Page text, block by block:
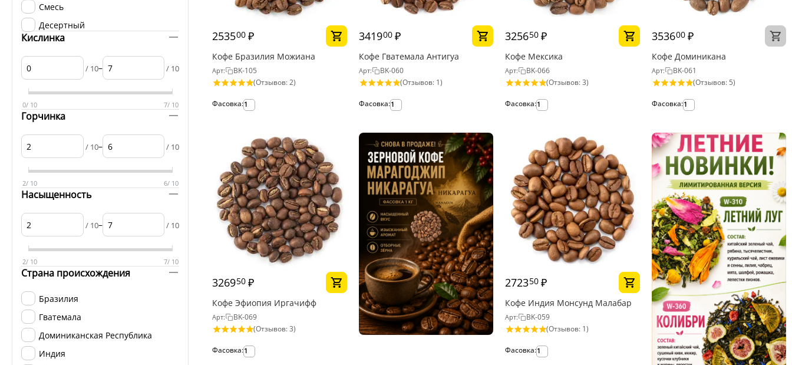
253500 ₽
Кофе Бразилия Можиана
Арт:
BK-105
(Отзывов: 2)
Фасовка:1
341900 ₽
Кофе Гватемала Антигуа
Арт:
BK-060
(Отзывов: 1)
Фасовка:1
325650 ₽
Кофе Мексика
Арт:
BK-066
(Отзывов: 3)
Фасовка:1
353600 ₽
Кофе Доминикана
Арт:
BK-061
(Отзывов: 5)
Фасовка:1
326950 ₽
Кофе Эфиопия Иргачифф
Арт:
BK-069
(Отзывов: 3)
Фасовка:1
272350 ₽
Кофе Индия Монсунд Малабар
Арт:
BK-059
(Отзывов: 1)
Фасовка:1
Смесь
Десертный
Кислинка
/ 10– / 10
0/ 10 7/ 10
Горчинка
/ 10– / 10
2/ 10 6/ 10
Насыщенность
/ 10– / 10
2/ 10 7/ 10
Страна происхождения
Бразилия
Гватемала
Доминиканская Республика
Индия